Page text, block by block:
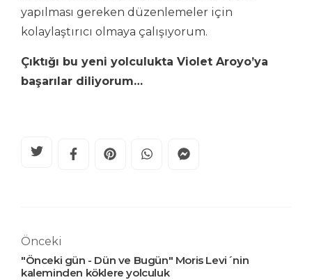
yapılması gereken düzenlemeler için
kolaylaştırıcı olmaya çalışıyorum.
Çıktığı bu yeni yolculukta Violet Aroyo’ya
başarılar diliyorum…
Önceki
"Önceki gün - Dün ve Bugün" Moris Levi´nin
kaleminden köklere yolculuk